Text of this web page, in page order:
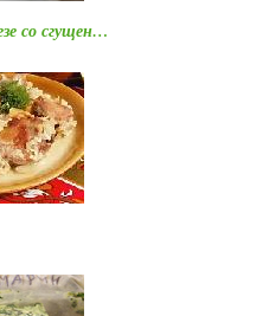
со сгущен…